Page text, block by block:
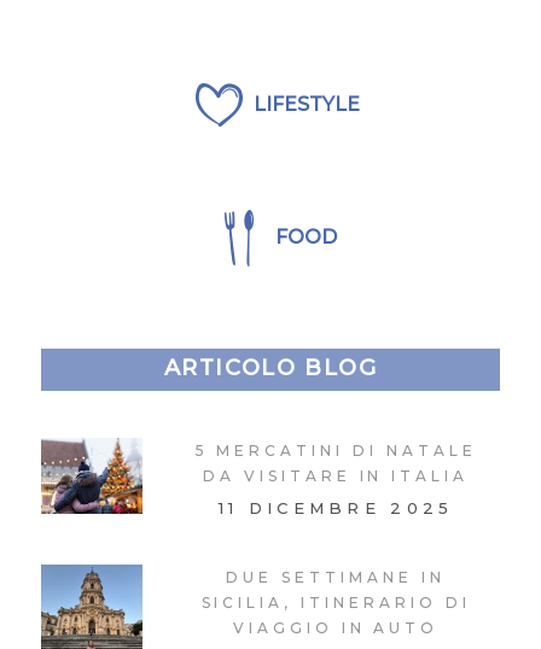
LIFESTYLE
FOOD
ARTICOLO BLOG
5 MERCATINI DI NATALE
DA VISITARE IN ITALIA
11 DICEMBRE 2025
DUE SETTIMANE IN
SICILIA, ITINERARIO DI
VIAGGIO IN AUTO